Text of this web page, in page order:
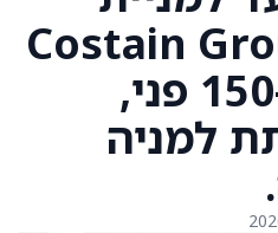
Costain
ל-180 פני מ-150 פני,
למניה